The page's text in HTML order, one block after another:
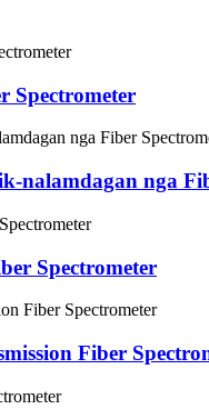
Spectrometer
nalamdagan nga
Spectrometer
Fiber